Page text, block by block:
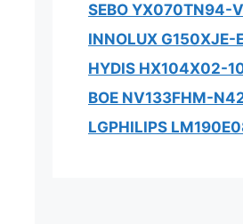
SEBO YX070TN94-
INNOLUX G150XJE-
HYDIS HX104X02-
BOE NV133FHM-
LGPHILIPS